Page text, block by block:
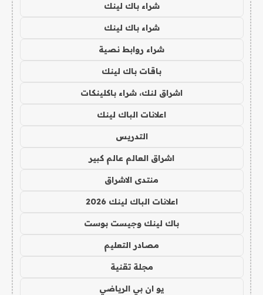
شراء باك لينك
شراء باك لينك
شراء روابط نصية
باقات باك لينك
اشراق لنك، شراء باكلينكات
اعلانات الباك لينك
التدريس
اشراق العالم عالم كبير
منتدى الاشراق
اعلانات الباك لينك 2026
باك لينك وجيست بوست
مصادر التعليم
مجلة تقنية
يو ان بي الرياضي